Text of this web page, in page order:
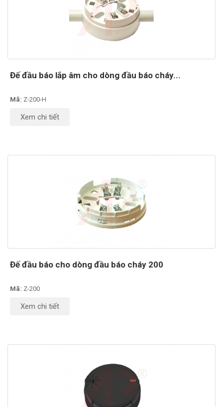
Đế đầu báo lắp âm cho dòng đầu báo cháy...
Mã: Z-200-H
Xem chi tiết
Đế đầu báo cho dòng đầu báo cháy 200
Mã: Z-200
Xem chi tiết